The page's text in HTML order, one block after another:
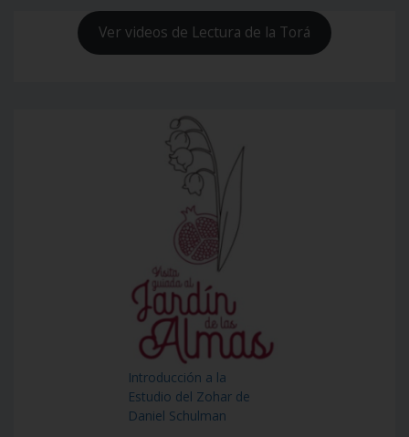
Ver videos de Lectura de la Torá
Introducción a la
Estudio del Zohar de
Daniel Schulman